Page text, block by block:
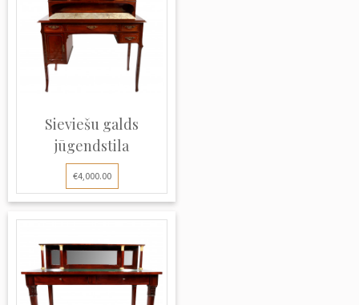
Sieviešu galds
jūgendstila
€4,000.00